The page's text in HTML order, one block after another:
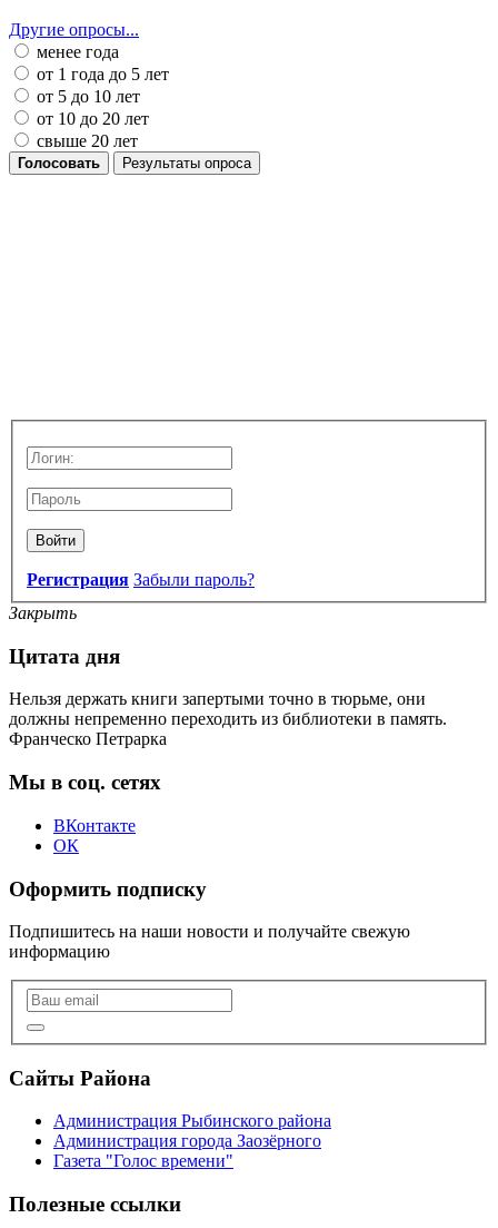
Другие опросы...
менее года
от 1 года до 5 лет
от 5 до 10 лет
от 10 до 20 лет
свыше 20 лет
Голосовать Результаты опроса
Войти
Регистрация Забыли пароль?
Закрыть
Цитата дня
Нельзя держать книги запертыми точно в тюрьме, они
должны непременно переходить из библиотеки в память.
Франческо Петрарка
Мы в соц. сетях
ВКонтакте
ОК
Оформить подписку
Подпишитесь на наши новости и получайте свежую
информацию
Сайты Района
Администрация Рыбинского района
Администрация города Заозёрного
Газета "Голос времени"
Полезные ссылки